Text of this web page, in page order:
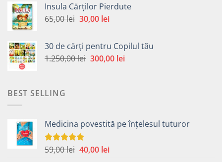
fost:
65,00 lei.
30,00 lei.
Insula Cărților Pierdute
65,00lei Prețul
fost:
65,00 lei.
30,00 leiPrețul
30,00 lei.
30 de cărți pentru Copilul tău
1.250,00lei Prețul
300,00 leiPrețul
BEST SELLING
Medicina povestită pe înțelesul tuturor
Evaluat la
59,00lei Prețul
40,00 leiPrețul